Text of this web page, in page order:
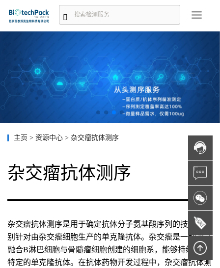
主页 > 资源中心 > 杂交瘤抗体测序
杂交瘤抗体测序
杂交瘤抗体测序是用于确定抗体分子氨基酸序列的技术，特
别针对由杂交瘤细胞生产的单克隆抗体。杂交瘤是一种通过
融合B淋巴细胞与骨髓瘤细胞创建的细胞系，能够持续生产
特定的单克隆抗体。在抗体药物开发过程中，杂交瘤抗体测